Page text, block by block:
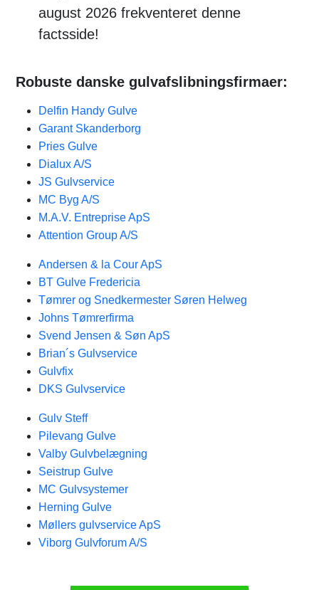
august 2026 frekventeret denne
factsside!
Robuste danske gulvafslibningsfirmaer:
Delfin Handy Gulve
Garant Skanderborg
Pries Gulve
Dialux A/S
JS Gulvservice
MC Byg A/S
M.A.V. Entreprise ApS
Attention Group A/S
Andersen & la Cour ApS
BT Gulve Fredericia
Tømrer og Snedkermester Søren Helweg
Johns Tømrerfirma
Svend Jensen & Søn ApS
Brian´s Gulvservice
Gulvfix
DKS Gulvservice
Gulv Steff
Pilevang Gulve
Valby Gulvbelægning
Seistrup Gulve
MC Gulvsystemer
Herning Gulve
Møllers gulvservice ApS
Viborg Gulvforum A/S